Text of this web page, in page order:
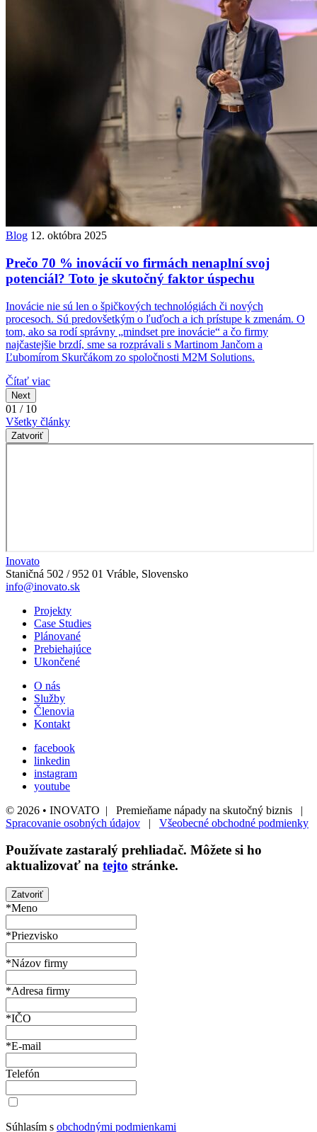
Blog 12. októbra 2025
Prečo 70 % inovácií vo firmách nenaplní svoj
potenciál? Toto je skutočný faktor úspechu
Inovácie nie sú len o špičkových technológiách či nových
procesoch. Sú predovšetkým o ľuďoch a ich prístupe k zmenám. O
tom, ako sa rodí správny „mindset pre inovácie“ a čo firmy
najčastejšie brzdí, sme sa rozprávali s Martinom Jančom a
Ľubomírom Skurčákom zo spoločnosti M2M Solutions.
Čítať viac
Next
01 / 10
Všetky články
Zatvoriť
Inovato
Staničná 502 / 952 01 Vráble, Slovensko
info@inovato.sk
Projekty
Case Studies
Plánované
Prebiehajúce
Ukončené
O nás
Služby
Členovia
Kontakt
facebook
linkedin
instagram
youtube
© 2026 • INOVATO | Premieňame nápady na skutočný biznis |
Spracovanie osobných údajov | Všeobecné obchodné podmienky
Používate zastaralý prehliadač. Môžete si ho
aktualizovať na tejto stránke.
Zatvoriť
*Meno
*Priezvisko
*Názov firmy
*Adresa firmy
*IČO
*E-mail
Telefón
Súhlasím s obchodnými podmienkami